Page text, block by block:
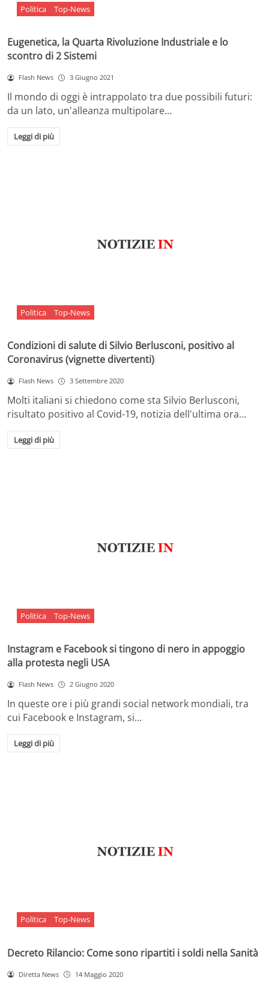
Politica Top-News
Eugenetica, la Quarta Rivoluzione Industriale e lo
scontro di 2 Sistemi
Flash News 3 Giugno 2021
Il mondo di oggi è intrappolato tra due possibili futuri:
da un lato, un'alleanza multipolare…
Leggi di più
Politica Top-News
Condizioni di salute di Silvio Berlusconi, positivo al
Coronavirus (vignette divertenti)
Flash News 3 Settembre 2020
Molti italiani si chiedono come sta Silvio Berlusconi,
risultato positivo al Covid-19, notizia dell'ultima ora…
Leggi di più
Politica Top-News
Instagram e Facebook si tingono di nero in appoggio
alla protesta negli USA
Flash News 2 Giugno 2020
In queste ore i più grandi social network mondiali, tra
cui Facebook e Instagram, si…
Leggi di più
Politica Top-News
Decreto Rilancio: Come sono ripartiti i soldi nella Sanità
Diretta News 14 Maggio 2020